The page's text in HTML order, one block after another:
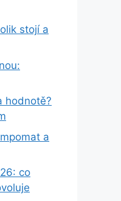
stojí a
hodnotě?
a
co